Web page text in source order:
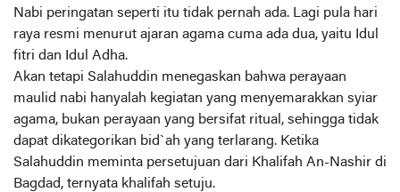
Nabi peringatan seperti itu tidak pernah ada. Lagi pula hari
raya resmi menurut ajaran agama cuma ada dua, yaitu Idul
fitri dan Idul Adha.
Akan tetapi Salahuddin menegaskan bahwa perayaan
maulid nabi hanyalah kegiatan yang menyemarakkan syiar
agama, bukan perayaan yang bersifat ritual, sehingga tidak
dapat dikategorikan bid`ah yang terlarang. Ketika
Salahuddin meminta persetujuan dari Khalifah An-Nashir di
Bagdad, ternyata khalifah setuju.